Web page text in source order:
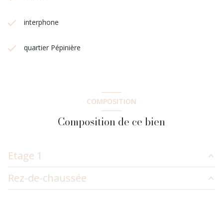
interphone
quartier Pépinière
COMPOSITION
Composition de ce bien
Etage 1
chambre
Rez-de-chaussée